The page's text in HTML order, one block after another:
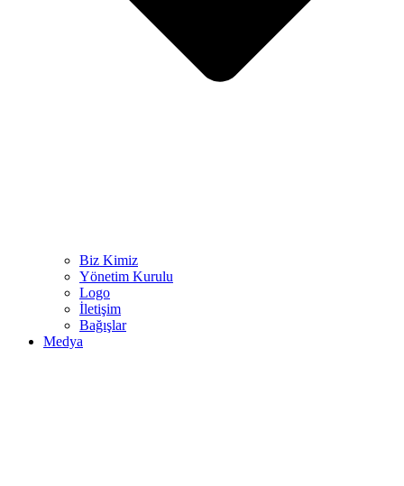
Biz Kimiz
Yönetim Kurulu
Logo
İletişim
Bağışlar
Medya